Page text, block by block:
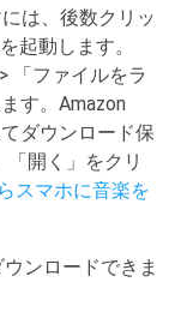
は、後数クリッ
起動します。
「ファイルをラ
す。Amazon
ダウンロード保
開く」をクリ
スマホに音楽を
ンロードできま